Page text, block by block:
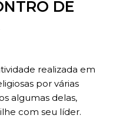
DE
realizada em
por várias
algumas delas,
com seu líder.